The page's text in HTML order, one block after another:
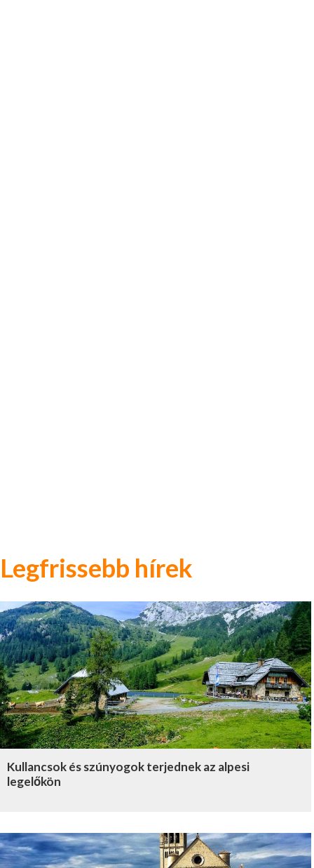
Legfrissebb hírek
Kullancsok és szúnyogok terjednek az alpesi
legelőkön